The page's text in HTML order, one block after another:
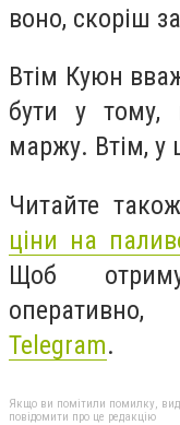
воно, скоріш
Втім Куюн
бути у
маржу. Втім, у
Читайте
ціни на
Щоб
Telegram.
Якщо ви помітили помилку,
повідомити про це редакцію